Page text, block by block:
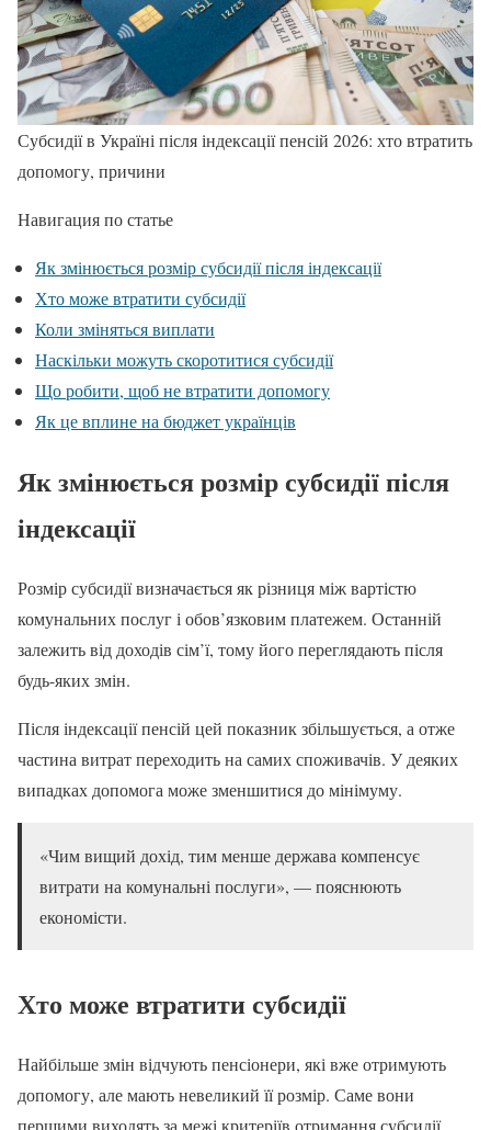
Субсидії в Україні після індексації пенсій 2026: хто втратить
допомогу, причини
Навигация по статье
Як змінюється розмір субсидії після індексації
Хто може втратити субсидії
Коли зміняться виплати
Наскільки можуть скоротитися субсидії
Що робити, щоб не втратити допомогу
Як це вплине на бюджет українців
Як змінюється розмір субсидії після
індексації
Розмір субсидії визначається як різниця між вартістю
комунальних послуг і обов’язковим платежем. Останній
залежить від доходів сім’ї, тому його переглядають після
будь-яких змін.
Після індексації пенсій цей показник збільшується, а отже
частина витрат переходить на самих споживачів. У деяких
випадках допомога може зменшитися до мінімуму.
«Чим вищий дохід, тим менше держава компенсує
витрати на комунальні послуги», — пояснюють
економісти.
Хто може втратити субсидії
Найбільше змін відчують пенсіонери, які вже отримують
допомогу, але мають невеликий її розмір. Саме вони
першими виходять за межі критеріїв отримання субсидії.